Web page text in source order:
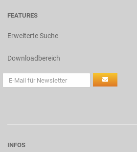
FEATURES
Erweiterte Suche
Downloadbereich
INFOS